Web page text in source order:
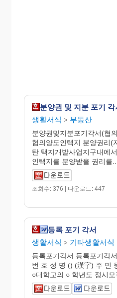
생활서식 > 부동산
분양권및지분포기각서(협
협의양도인택지 분양권리(
탄 택지개발사업지구내에
인택지를 분양받을 권리를...
조회수: 376 | 다운로드: 447
등록 포기 각서
생활서식 > 기타생활서식
등록포기각서 등록포기각
번 호 성 명 () (漢字) 주 민
○대학교의 ○ 학년도 정시모